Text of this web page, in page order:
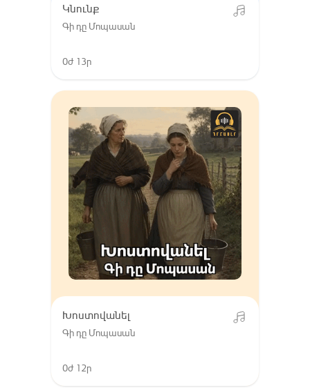
Կնունք
Գի դը Մոպասան
0ժ 13ր
Խոստովանել
Գի դը Մոպասան
0ժ 12ր